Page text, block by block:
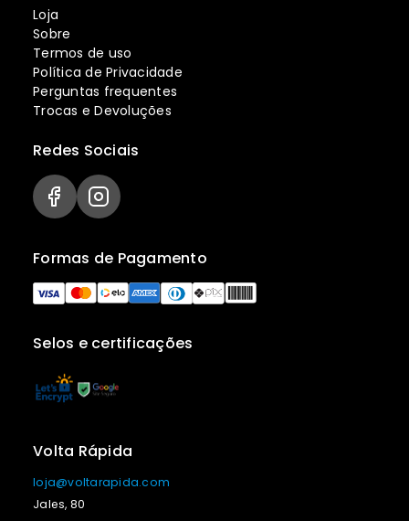
Loja
Sobre
Termos de uso
Política de Privacidade
Perguntas frequentes
Trocas e Devoluções
Selos e certificações
Formas de Pagamento
Redes Sociais
Volta Rápida
loja@voltarapida.com
Jales, 80